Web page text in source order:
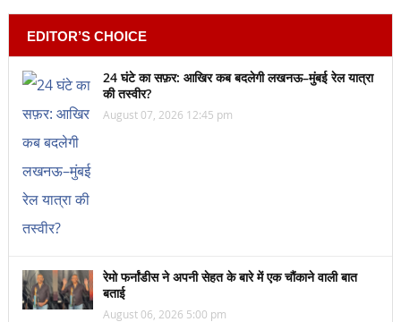
EDITOR’S CHOICE
24 घंटे का सफ़र: आखिर कब बदलेगी लखनऊ–मुंबई रेल यात्रा
की तस्वीर?
August 07, 2026 12:45 pm
रेमो फर्नांडीस ने अपनी सेहत के बारे में एक चौंकाने वाली बात
बताई
August 06, 2026 5:00 pm